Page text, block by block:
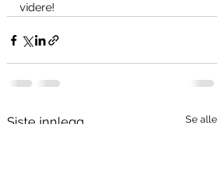
videre!
Siste innlegg Se alle